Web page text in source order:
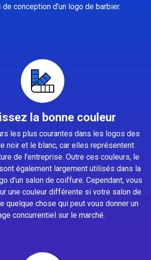
conception d’un logo de barbier.
la bonne couleur
les plus courantes dans les logos des
noir et le blanc, car elles représentent
de l’entreprise. Outre ces couleurs, le
également largement utilisés dans la
d’un salon de coiffure. Cependant, vous
une couleur différente si votre salon de
quelque chose qui peut vous donner un
concurrentiel sur le marché.